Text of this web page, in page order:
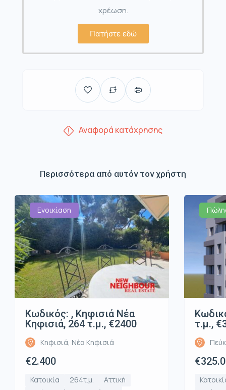
χρέωση.
Πατήστε εδώ
Αναφορά κατάχρησης
Περισσότερα από αυτόν τον χρήστη
Ενοικίαση
Κωδικός: , Κηφισιά Νέα
Κηφισιά, 264 τ.μ., €2400
Κηφισιά, Νέα Κηφισιά
€2.400
Κατοικία 264τ.μ.
Αττική
τ.μ.,